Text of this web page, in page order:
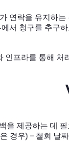
연락을 유지하는
서 청구를 추구
인프라를 통해 처
을 제공하는 데
경우) – 철회 날